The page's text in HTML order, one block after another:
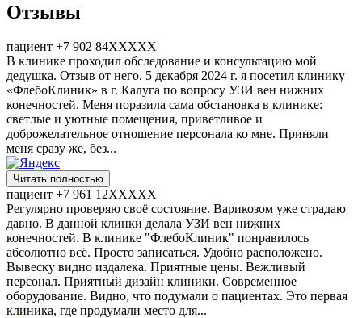
Отзывы
пациент +7 902 84XXXXX
В клинике проходил обследование и консультацию мой
дедушка. Отзыв от него. 5 декабря 2024 г. я посетил клинику
«ФлебоКлиник» в г. Калуга по вопросу УЗИ вен​ нижних
конечностей. Меня поразила сама обстановка в клинике:
светлые и уютные помещения, приветливое и
доброжелательное отношение персонала ко мне. Приняли
меня сразу же, без...
Читать полностью
пациент +7 961 12XXXXX
Регулярно проверяю своё состояние. Варикозом​ уже страдаю
давно. В данной клинки делала УЗИ вен​ нижних
конечностей. В клинике "ФлебоКлиник" понравилось
абсолютно всё. Просто записаться. Удобно расположено.
Вывеску видно издалека. Приятные цены. Вежливый
персонал. Приятный дизайн клиники. Современное
оборудование. Видно, что подумали о пациентах. Это первая
клиника, где продумали место для...